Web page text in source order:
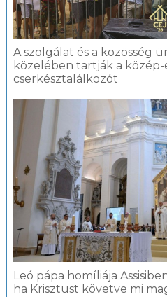
A szolgálat és a közösség
közelében tartják a
cserkésztalálkozót
Leó pápa homíliája
ha Krisztust követve mi